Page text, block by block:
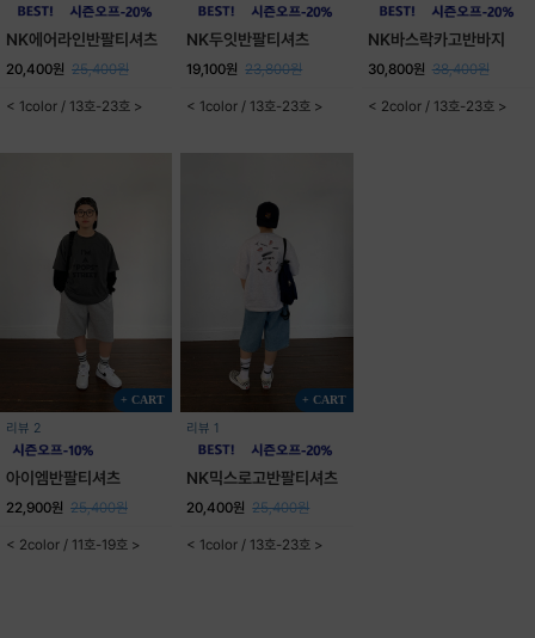
NK에어라인반팔티셔츠
20,400원 25,400원
< 1color / 13호-23호 >
NK두잇반팔티셔츠
19,100원 23,800원
< 1color / 13호-23호 >
NK바스락카고반바지
30,800원 38,400원
< 2color / 13호-23호 >
+ CART
리뷰 2
아이엠반팔티셔츠
22,900원 25,400원
< 2color / 11호-19호 >
+ CART
리뷰 1
NK믹스로고반팔티셔츠
20,400원 25,400원
< 1color / 13호-23호 >